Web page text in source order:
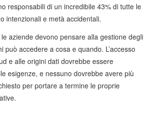
responsabili di un incredibile 43% di tutte le
intenzionali e metà accidentali.
aziende devono pensare alla gestione degli
può accedere a cosa e quando. L’accesso
e alle origini dati dovrebbe essere
esigenze, e nessuno dovrebbe avere più
per portare a termine le proprie